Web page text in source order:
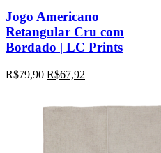
Jogo Americano
Retangular Cru com
Bordado | LC Prints
R$79,90 R$67,92